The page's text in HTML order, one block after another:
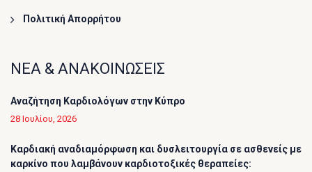
Πολιτική Απορρήτου
ΝΕΑ & ΑΝΑΚΟΙΝΩΣΕΙΣ
Αναζήτηση Καρδιολόγων στην Κύπρο
28 Ιουλίου, 2026
Καρδιακή αναδιαμόρφωση και δυσλειτουργία σε ασθενείς με
καρκίνο που λαμβάνουν καρδιοτοξικές θεραπείες: